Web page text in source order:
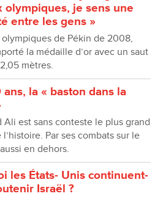
olympiques, je sens une
entre les gens »
de Pékin de 2008,
la médaille d’or avec un saut
mètres.
ans, la « baston dans la
Ali est sans conteste le plus grand
lʼhistoire. Par ses combats sur le
en dehors.
les États- Unis continuent-
Israël ?